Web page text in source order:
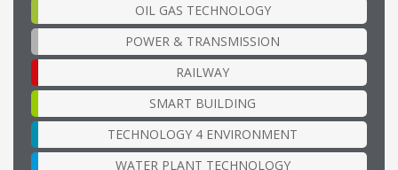
OIL GAS TECHNOLOGY
POWER & TRANSMISSION
RAILWAY
SMART BUILDING
TECHNOLOGY 4 ENVIRONMENT
WATER PLANT TECHNOLOGY